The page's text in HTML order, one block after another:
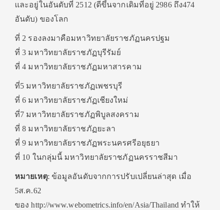
และอยู่ในอันดับที่ 2512 (ดีขึ้นจากเดิมที่อยู่ 2986 ถึง474
อันดับ) ของโลก
ที่ 2 รองลงมาคือมหาวิทยาลัยราชภัฏนครปฐม
ที่ 3 มหาวิทยาลัยราชภัฏบุรีรัมย์
ที่ 4 มหาวิทยาลัยราชภัฏมหาสารคาม
ที่5 มหาวิทยาลัยราชภัฏเพชรบุรี
ที่ 6 มหาวิทยาลัยราชภัฏเชียงใหม่
ที่7 มหาวิทยาลัยราชภัฏพิบูลสงคราม
ที่ 8 มหาวิทยาลัยราชภัฏยะลา
ที่ 9 มหาวิทยาลัยราชภัฏพระนครศรีอยุธยา
ที่ 10 ในกลุ่มนี้ มหาวิทยาลัยราชภัฏนครราชสีมา
หมายเหตุ: ข้อมูลอันดับจากการปรับเปลี่ยนล่าสุด เมื่อ
5ส.ค.62
ของ http://www.webometrics.info/en/Asia/Thailand ทำให้